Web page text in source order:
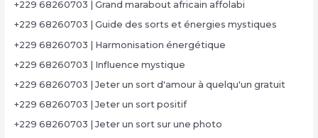
+229 68260703 | Grand marabout africain affolabi
+229 68260703 | Guide des sorts et énergies mystiques
+229 68260703 | Harmonisation énergétique
+229 68260703 | Influence mystique
+229 68260703 | Jeter un sort d'amour à quelqu'un gratuit
+229 68260703 | Jeter un sort positif
+229 68260703 | Jeter un sort sur une photo